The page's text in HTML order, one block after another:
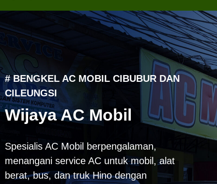
# BENGKEL AC MOBIL CIBUBUR DAN
CILEUNGSI
Wijaya AC Mobil
Spesialis AC Mobil berpengalaman,
menangani service AC untuk mobil, alat
berat, bus, dan truk Hino dengan